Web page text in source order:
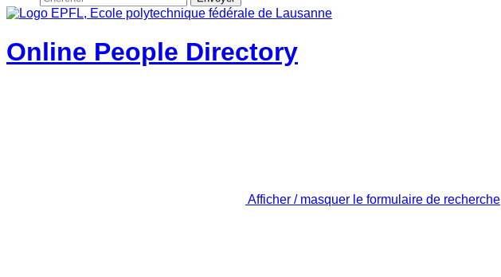
Online People Directory
Afficher / masquer le formulaire de recherche